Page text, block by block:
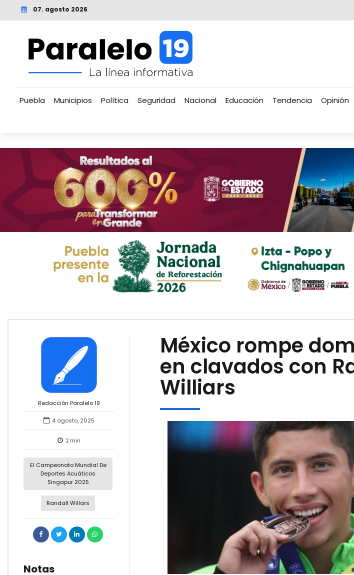
07. agosto 2026
Puebla Municipios Política Seguridad Nacional Educación Tendencia Opinión
Redacción Paralelo 19
4 agosto, 2025
2 min
El Campeonato Mundial De
Deportes Acuáticos
Singapur 2025
Randall Willars
Notas
México rompe
en clavados con
Williars